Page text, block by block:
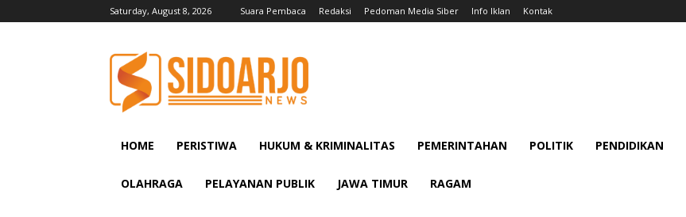
Saturday, August 8, 2026 Suara Pembaca Redaksi Pedoman Media Siber Info Iklan Kontak
HOME PERISTIWA HUKUM & KRIMINALITAS PEMERINTAHAN POLITIK PENDIDIKAN
OLAHRAGA PELAYANAN PUBLIK JAWA TIMUR RAGAM